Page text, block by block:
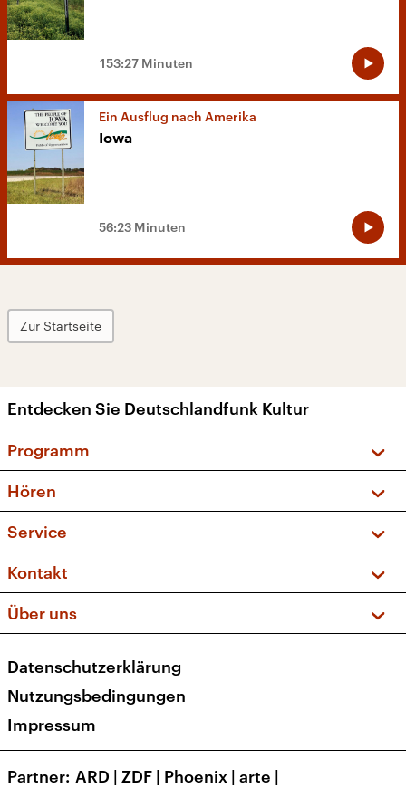
153:27 Minuten
Ein Ausflug nach Amerika
Iowa
56:23 Minuten
Zur Startseite
Entdecken Sie Deutschlandfunk Kultur
Programm
Sendungen und Podcasts
Musikliste
Kakadu – Das Kinderprogramm
Hören
Frequenzen (UKW + DAB+)
Service
FAQ
Apps
Newsletter
Veranstaltungen
Kontakt
Social Media
Über uns
Presse
Karriere
Transparenz
Datenschutzerklärung
Nutzungsbedingungen
Impressum
Partner ARD | ZDF | Phoenix | arte |